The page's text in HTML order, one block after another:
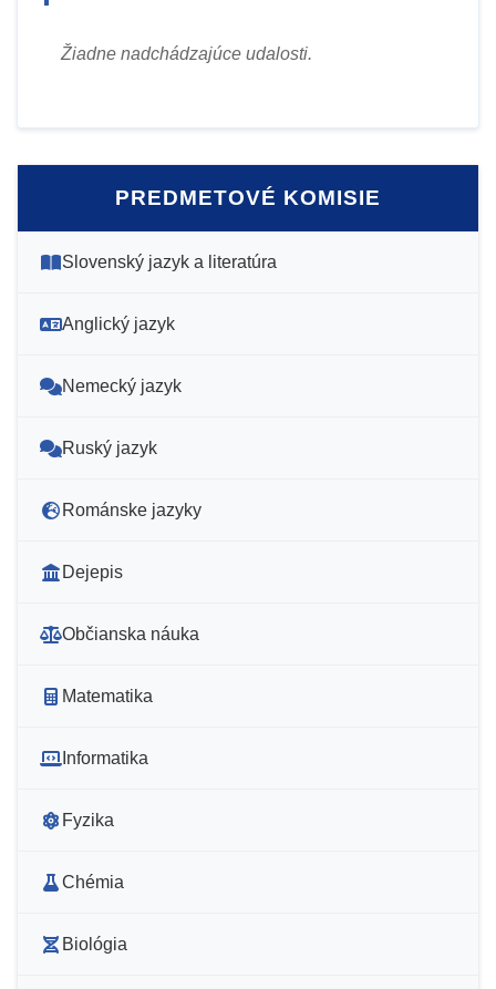
Žiadne nadchádzajúce udalosti.
PREDMETOVÉ KOMISIE
Slovenský jazyk a literatúra
Anglický jazyk
Nemecký jazyk
Ruský jazyk
Románske jazyky
Dejepis
Občianska náuka
Matematika
Informatika
Fyzika
Chémia
Biológia